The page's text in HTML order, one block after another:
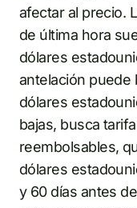
afectar al precio.
de última hora
dólares
antelación puede
dólares
bajas, busca
reembolsables,
dólares
y 60 días antes